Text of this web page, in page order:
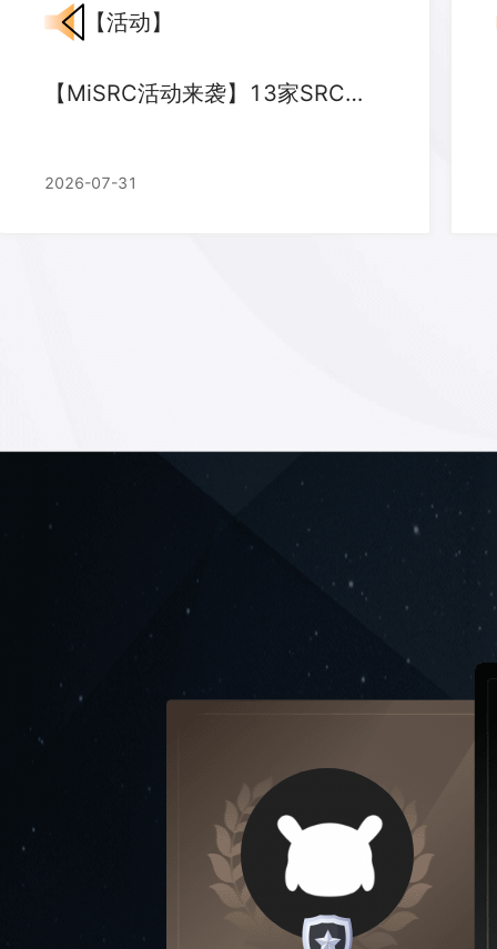
【活动】
【MiSRC活动来袭】13家SRC联合狂欢！给你带来惊喜好礼！
2026-07-31